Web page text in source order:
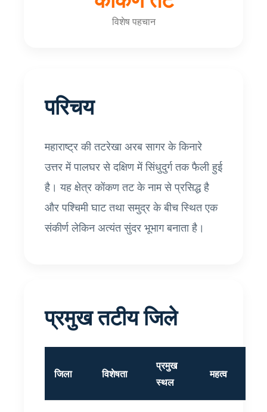
विशेष पहचान
परिचय
महाराष्ट्र की तटरेखा अरब सागर के किनारे
उत्तर में पालघर से दक्षिण में सिंधुदुर्ग तक फैली हुई
है। यह क्षेत्र कोंकण तट के नाम से प्रसिद्ध है
और पश्चिमी घाट तथा समुद्र के बीच स्थित एक
संकीर्ण लेकिन अत्यंत सुंदर भूभाग बनाता है।
प्रमुख तटीय जिले
जिला विशेषता
प्रमुख
स्थल
महत्व